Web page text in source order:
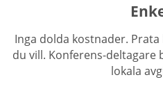
Inga dolda kostnader.
du vill. Konferens-deltagare
lokala